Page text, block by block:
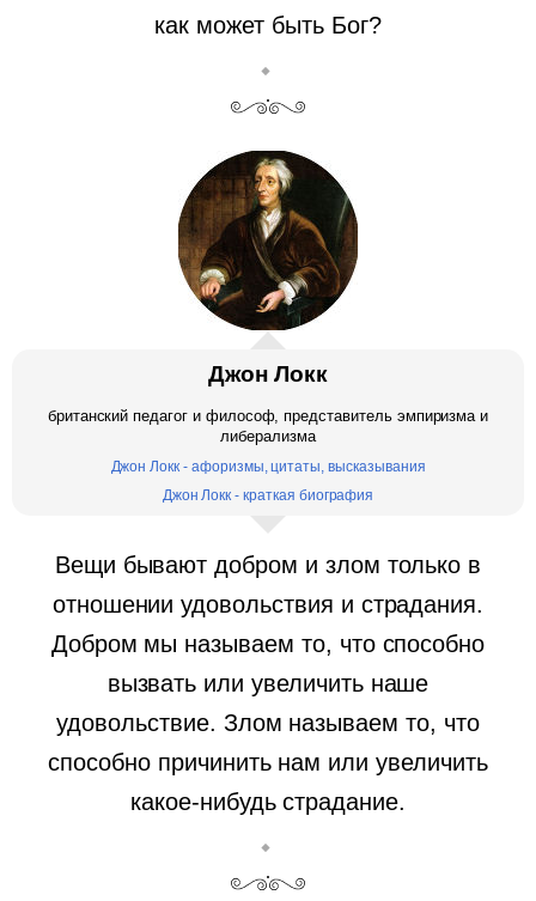
как может быть Бог?
Джон Локк
британский педагог и философ, представитель эмпиризма и
либерализма
Джон Локк - афоризмы, цитаты, высказывания
Джон Локк - краткая биография
Вещи бывают добром и злом только в
отношении удовольствия и страдания.
Добром мы называем то, что способно
вызвать или увеличить наше
удовольствие. Злом называем то, что
способно причинить нам или увеличить
какое-нибудь страдание.